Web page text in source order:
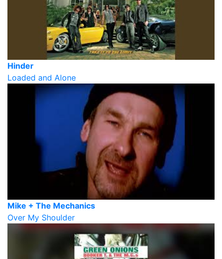
Hinder
Loaded and Alone
Mike + The Mechanics
Over My Shoulder